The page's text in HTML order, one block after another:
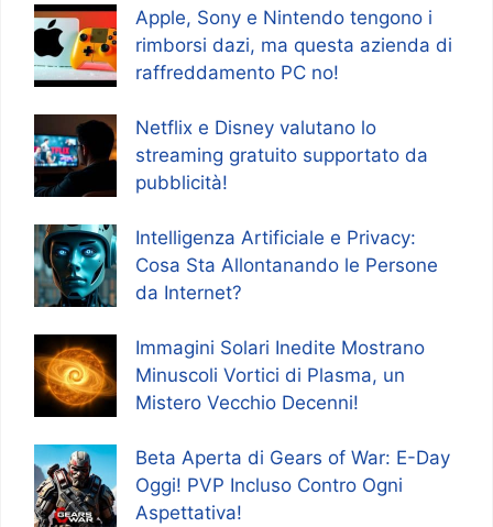
Apple, Sony e Nintendo tengono i
rimborsi dazi, ma questa azienda di
raffreddamento PC no!
Netflix e Disney valutano lo
streaming gratuito supportato da
pubblicità!
Intelligenza Artificiale e Privacy:
Cosa Sta Allontanando le Persone
da Internet?
Immagini Solari Inedite Mostrano
Minuscoli Vortici di Plasma, un
Mistero Vecchio Decenni!
Beta Aperta di Gears of War: E-Day
Oggi! PVP Incluso Contro Ogni
Aspettativa!